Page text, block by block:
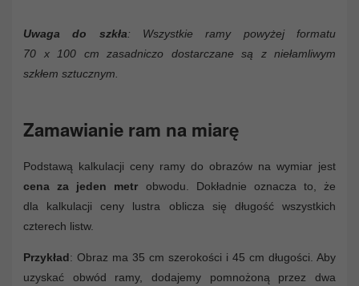
Uwaga do szkła: Wszystkie ramy powyżej formatu
70 x 100 cm zasadniczo dostarczane są z niełamliwym
szkłem sztucznym.
Zamawianie ram na miarę
Podstawą kalkulacji ceny ramy do obrazów na wymiar jest
cena za jeden metr obwodu. Dokładnie oznacza to, że
dla kalkulacji ceny lustra oblicza się długość wszystkich
czterech listw.
Przykład: Obraz ma 35 cm szerokości i 45 cm długości. Aby
uzyskać obwód ramy, dodajemy pomnożoną przez dwa